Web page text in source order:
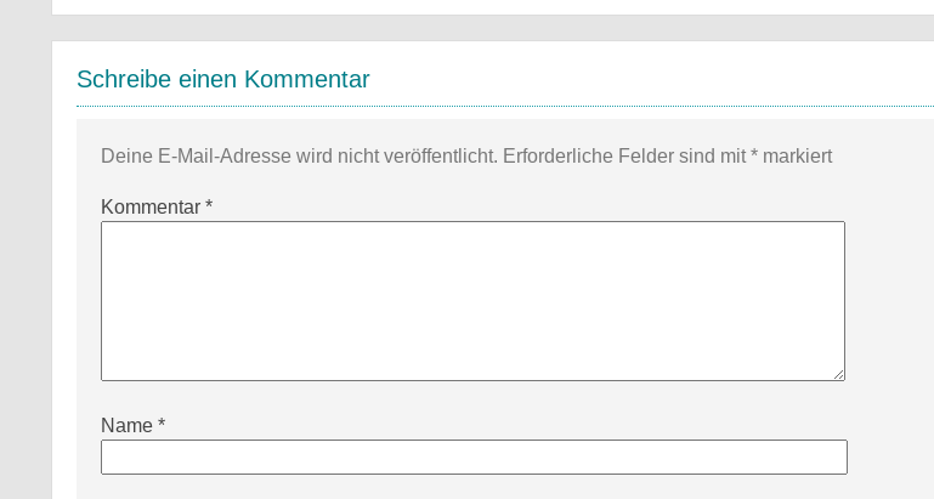
Schreibe einen Kommentar
Deine E-Mail-Adresse wird nicht veröffentlicht. Erforderliche Felder sind mit* markiert
Kommentar *
Name *